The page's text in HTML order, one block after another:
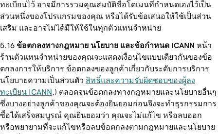
ทะเบียนไว้ อาจมีการรวมคุณสมบัติชื่อโดเมนที่กำหนดเองไว้เป็น
ส่วนหนึ่งของโปรแกรมของคุณ หรือได้รับข้อเสนอให้ใช้เป็นส่วน
เสริม และอาจไม่ได้มีให้ใช้ในทุกตัวแทนจำหน่าย
ข้อตกลงทางกฎหมาย นโยบาย และข้อกำหนด ICANN หน้า
ร้านตัวแทนจำหน่ายของคุณจะแสดงเงื่อนไขแบบเดียวกันของข้อ
ตกลงการให้บริการ ข้อตกลงของลูกค้าเกี่ยวกับระดับการบริการ
นโยบายความเป็นส่วนตัว สิทธิ์และความรับผิดชอบของผู้ลง
ทะเบียน ICANN ,) ตลอดจนข้อตกลงทางกฎหมายและนโยบายอื่นๆ
ซึ่งบางอย่างลูกค้าของคุณจะต้องยินยอมก่อนจึงจะทำธุรกรรมการ
ซื้อได้เสร็จสมบูรณ์ คุณยินยอมว่า คุณจะไม่แก้ไข หรือลบออก
หรือพยายามที่จะแก้ไขหรือลบข้อตกลงตามกฎหมายและนโยบาย